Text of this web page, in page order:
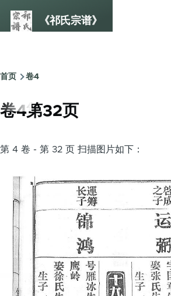
《祁氏宗谱》
面
包
屑
首页 卷4
卷4第32页
第 4 卷 - 第 32 页 扫描图片如下：